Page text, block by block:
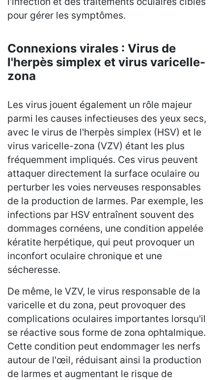
pour gérer les symptômes.
Connexions virales : Virus de
l'herpès simplex et virus varicelle-
zona
Les virus jouent également un rôle majeur
parmi les causes infectieuses des yeux secs,
avec le virus de l'herpès simplex (HSV) et le
virus varicelle-zona (VZV) étant les plus
fréquemment impliqués. Ces virus peuvent
attaquer directement la surface oculaire ou
perturber les voies nerveuses responsables
de la production de larmes. Par exemple, les
infections par HSV entraînent souvent des
dommages cornéens, une condition appelée
kératite herpétique, qui peut provoquer un
inconfort oculaire chronique et une
sécheresse.
De même, le VZV, le virus responsable de la
varicelle et du zona, peut provoquer des
complications oculaires importantes lorsqu'il
se réactive sous forme de zona ophtalmique.
Cette condition peut endommager les nerfs
autour de l'œil, réduisant ainsi la production
de larmes et augmentant le risque de